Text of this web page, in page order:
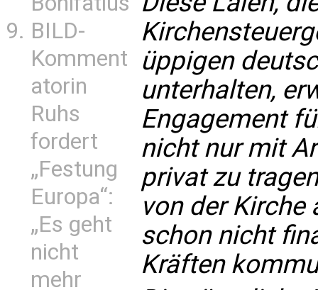
BILD-
Komment
atorin
Ruhs
fordert
„Festung
Europa“:
„Es geht
nicht
mehr
üppigen
unterhalten,
Engagement
nicht nur mit
privat zu
von der Kirche
schon nicht
Kräften